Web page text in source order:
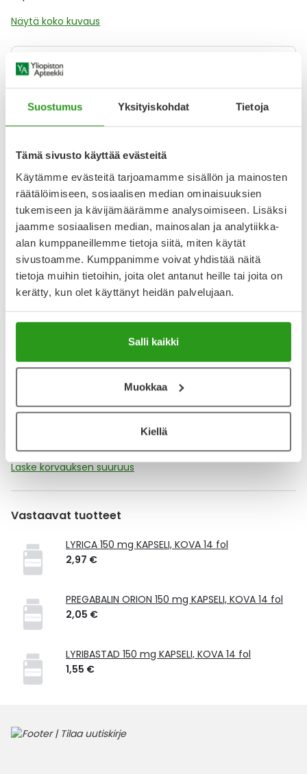
Suostumus Yksityiskohdat Tietoja
Tämä sivusto käyttää evästeitä
Käytämme evästeitä tarjoamamme sisällön ja mainosten
räätälöimiseen, sosiaalisen median ominaisuuksien
tukemiseen ja kävijämäärämme analysoimiseen. Lisäksi
jaamme sosiaalisen median, mainosalan ja analytiikka-
alan kumppaneillemme tietoja siitä, miten käytät
sivustoamme. Kumppanimme voivat yhdistää näitä
tietoja muihin tietoihin, joita olet antanut heille tai joita on
kerätty, kun olet käyttänyt heidän palvelujaan.
Salli kaikki
Muokkaa
Kiellä
Näytä koko kuvaus
Lääkkeillä ja reseptillä ostetuilla tuotteilla ei ole
Katso kaikki PREGABALIN RATIOPHARM-tuotteet
YA-muistuttaja
Muistuttajan avulla pidät huolen, että tilaat tarvitsemasi
tuotteet ajoissa, eivätkä ne lopu kesken.
Lisää tuote muistuttajaan
Kela-korvattavuus ja reseptin toimitusmaksu
Tämä tuote ei ole Kela-korvattava. Reseptin
Laske korvauksen suuruus
Vastaavat tuotteet
LYRICA 150 mg KAPSELI, KOVA 14 fol
2,97 €
PREGABALIN ORION 150 mg KAPSELI, KOVA 14 fol
2,05 €
LYRIBASTAD 150 mg KAPSELI, KOVA 14 fol
1,55 €